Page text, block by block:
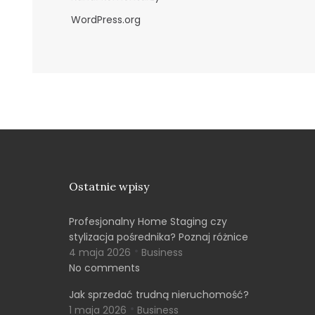
WordPress.org
Ostatnie wpisy
Profesjonalny Home Staging czy
stylizacja pośrednika? Poznaj różnice
4 maja 2026
Business
No comments
Jak sprzedać trudną nieruchomość?
1 maja 2026
Business